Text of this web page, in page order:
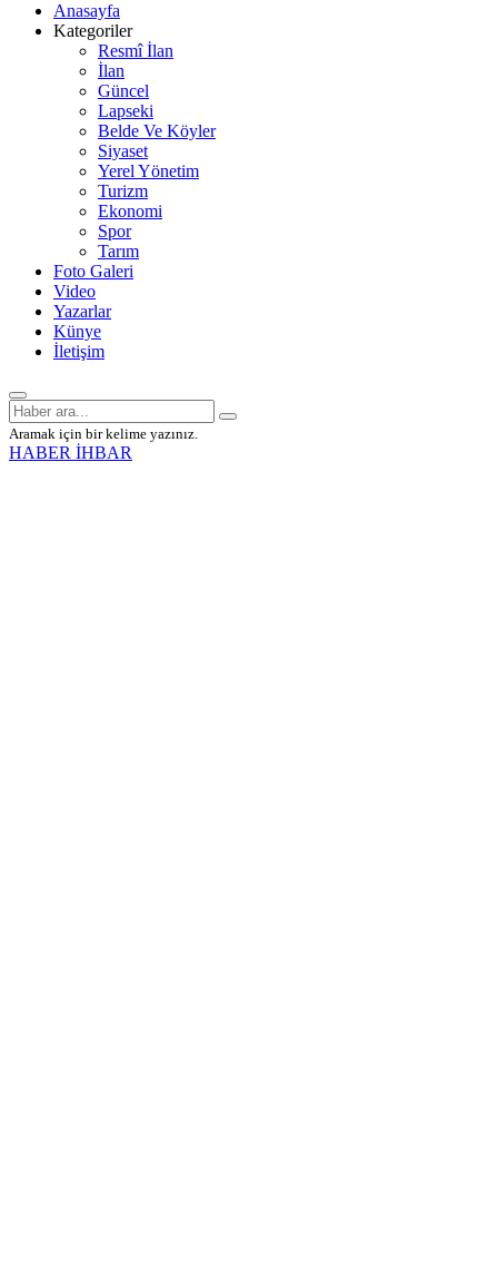
Anasayfa
Kategoriler
Resmî İlan
İlan
Güncel
Lapseki
Belde Ve Köyler
Siyaset
Yerel Yönetim
Turizm
Ekonomi
Spor
Tarım
Foto Galeri
Video
Yazarlar
Künye
İletişim
Aramak için bir kelime yazınız.
HABER İHBAR